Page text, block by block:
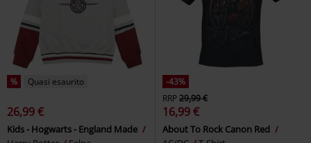
% Quasi esaurito
26,99 €
Kids - Hogwarts - England Made
-43%
RRP29,99 €
16,99 €
About To Rock Canon Red